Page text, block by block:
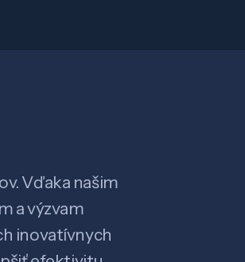
Vďaka našim
a výzvam
inovatívnych